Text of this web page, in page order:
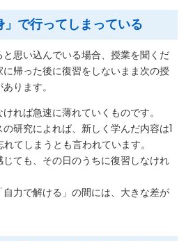
で行ってしまっている
思い込んでいる場合、授業を聞くだ
帰った後に復習をしないまま次の授
ります。
れば急速に薄れていくものです。
研究によれば、新しく学んだ内容は1
てしまうとも言われています。
ても、その日のうちに復習しなけれ
自力で解ける」の間には、大きな差が